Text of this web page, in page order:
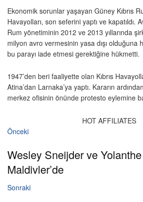
Ekonomik sorunlar yaşayan Güney Kıbrıs
Havayolları, son seferini yaptı ve kapatıldı.
Rum yönetiminin 2012 ve 2013 yıllarında
milyon avro vermesinin yasa dışı olduğuna
bu parayı iade etmesi gerektiğine hükmetti.
1947’den beri faaliyette olan Kıbrıs
Atina’dan Larnaka’ya yaptı. Kararın
merkez ofisinin önünde protesto eylemine
HOT AFFILIATES
Önceki
Wesley Sneijder ve
Maldivler’de
Sonraki